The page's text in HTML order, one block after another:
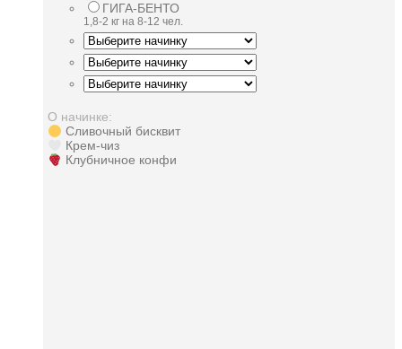
ГИГА-БЕНТО
1,8-2 кг на 8-12 чел.
О начинке:
Сливочный бисквит
Крем-чиз
Клубничное конфи